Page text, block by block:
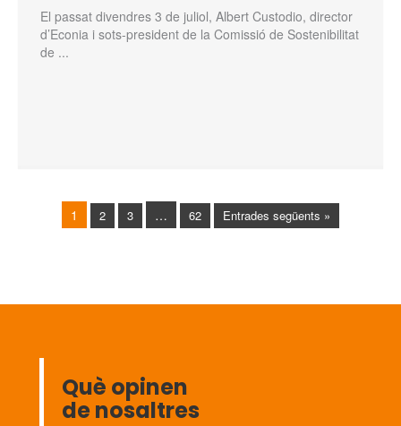
El passat divendres 3 de juliol, Albert Custodio, director
d’Econia i sots-president de la Comissió de Sostenibilitat
de ...
1 2 3 … 62 Entrades següents »
Què opinen
de nosaltres